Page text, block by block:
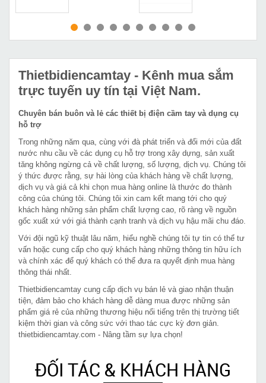
MUA NGAY MUA NGAY
Thietbidiencamtay - Kênh mua sắm
trực tuyến uy tín tại Việt Nam.
Chuyên bán buôn và lẻ các thiết bị điện cầm tay và dụng cụ
hỗ trợ
Trong những năm qua, cùng với đà phát triển và đổi mới của đất
nước nhu cầu về các dụng cụ hỗ trợ trong xây dựng, sản xuất
tăng không ngừng cả về chất lượng, số lượng, dịch vụ. Chúng tôi
ý thức được rằng, sự hài lòng của khách hàng về chất lượng,
dịch vụ và giá cả khi chọn mua hàng online là thước đo thành
công của chúng tôi. Chúng tôi xin cam kết mang tới cho quý
khách hàng những sản phẩm chất lượng cao, rõ ràng về nguồn
gốc xuất xứ với giá thành cạnh tranh và dịch vụ hậu mãi chu đáo.
Với đội ngũ kỹ thuật lâu năm, hiểu nghề chúng tôi tự tin có thể tư
vấn hoặc cung cấp cho quý khách hàng những thông tin hữu ích
và chính xác để quý khách có thể đưa ra quyết định mua hàng
thông thái nhất.
Thietbidiencamtay cung cấp dịch vụ bán lẻ và giao nhận thuận
tiện, đảm bảo cho khách hàng dễ dàng mua được những sản
phẩm giá rẻ của những thương hiệu nổi tiếng trên thị trường tiết
kiệm thời gian và công sức với thao tác cực kỳ đơn giản.
thietbidiencamtay.com - Nâng tầm sự lựa chọn!
ĐỐI TÁC & KHÁCH HÀNG